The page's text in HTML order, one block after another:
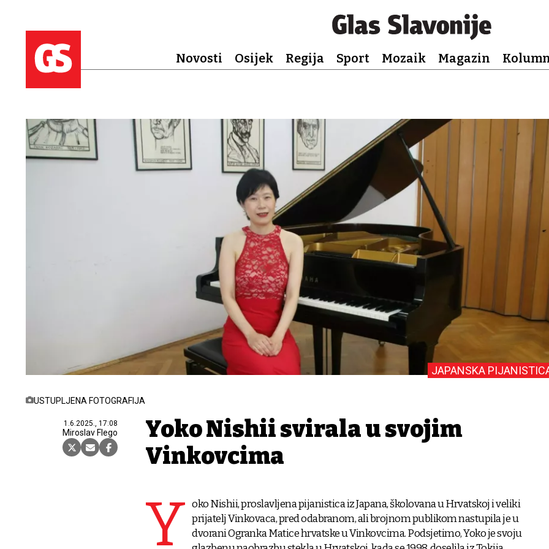
Novosti Osijek Regija Sport Mozaik Magazin
USTUPLJENA FOTOGRAFIJA
1.6.2025., 17:08
Miroslav Flego
JAPANSKA
Yoko Nishii svirala u svojim
Vinkovcima
Y oko Nishii, proslavljena pijanistica iz Japana, školovana u Hrvatskoj i veliki
prijatelj Vinkovaca, pred odabranom, ali brojnom publikom nastupila je u
dvorani Ogranka Matice hrvatske u Vinkovcima. Podsjetimo, Yoko je svoju